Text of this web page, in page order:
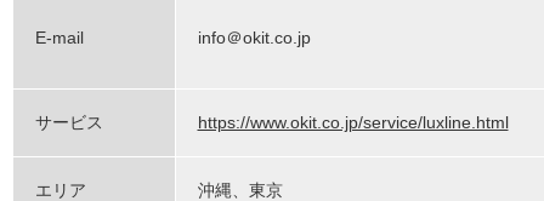
E-mail info＠okit.co.jp
サービス https://www.okit.co.jp/service/luxline.html
エリア 沖縄、東京